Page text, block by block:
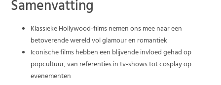
Samenvatting
Klassieke Hollywood-films nemen ons mee naar een
betoverende wereld vol glamour en romantiek
Iconische films hebben een blijvende invloed gehad op
popcultuur, van referenties in tv-shows tot cosplay op
evenementen